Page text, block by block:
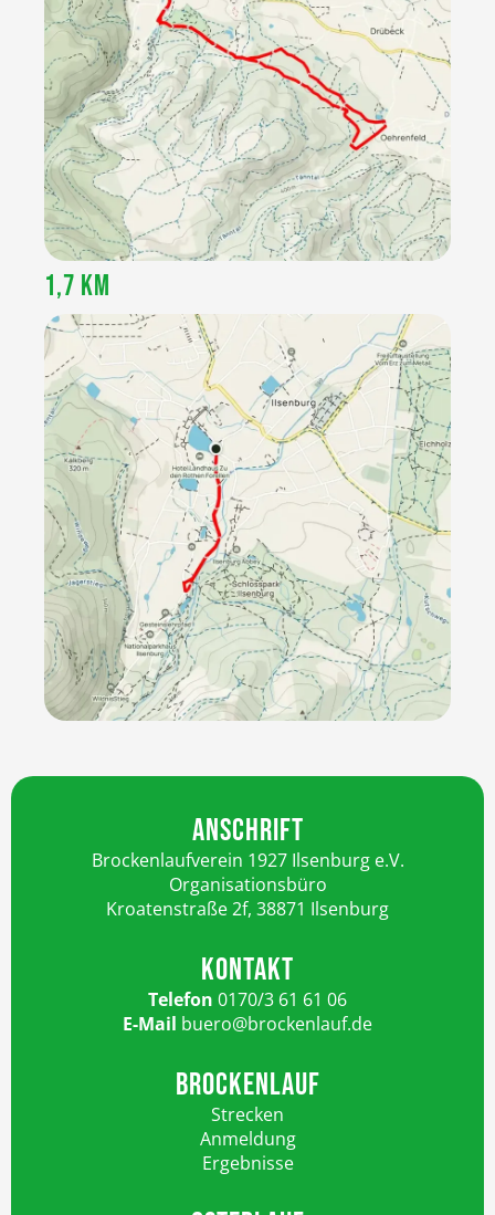
1,7 KM
ANSCHRIFT
Brockenlaufverein 1927 Ilsenburg e.V.
Organisationsbüro
Kroatenstraße 2f, 38871 Ilsenburg
KONTAKT
Telefon 0170/3 61 61 06
E-Mail buero@brockenlauf.de
BROCKENLAUF
Strecken
Anmeldung
Ergebnisse